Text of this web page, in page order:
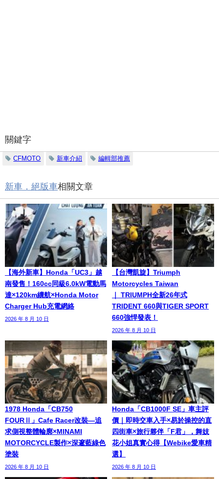
關鍵字
CFMOTO 新車介紹 編輯部推薦
新車．絕版車相關文章
【海外新車】Honda「UC3」越
南發售！160cc同級6.0kW電動馬
達×120km續航×Honda Motor
Charger Hub充電網絡
2026 年 8 月 10 日
【台灣凱旋】Triumph
Motorcycles Taiwan
｜ TRIUMPH全新26年式
TRIDENT 660與TIGER SPORT
660強悍發表！
2026 年 8 月 10 日
1978 Honda「CB750
FOURⅡ」Cafe Racer改裝—追
求側視整體輪廓×MINAMI
MOTORCYCLE製作×深邃藍綠色
塗裝
2026 年 8 月 10 日
Honda「CB1000F SE」車主評
價｜即時交車入手×易於操控的直
四街車×旅行夥伴「F君」，舞妓
花小姐真實心得【Webike愛車精
選】
2026 年 8 月 10 日